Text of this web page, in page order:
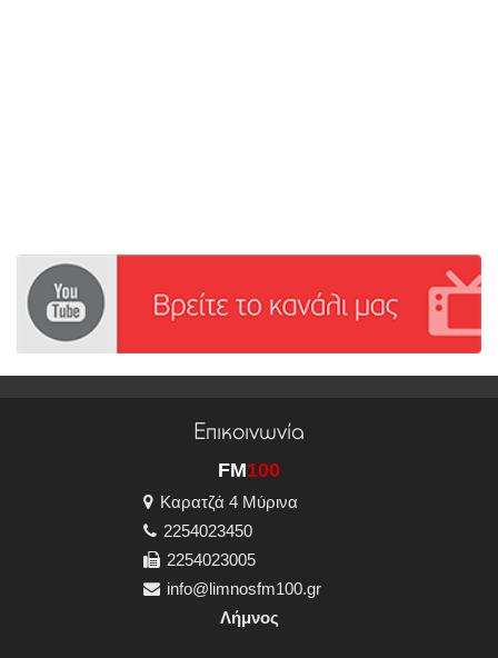
Επικοινωνία
FM100
Καρατζά 4 Μύρινα
2254023450
2254023005
info@limnosfm100.gr
Λήμνος